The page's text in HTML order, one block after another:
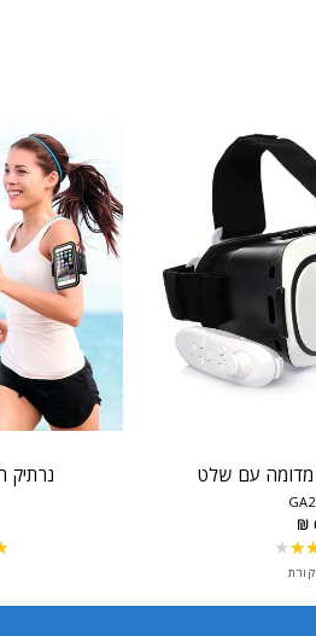
נרתיק מדומה עם שלט
out